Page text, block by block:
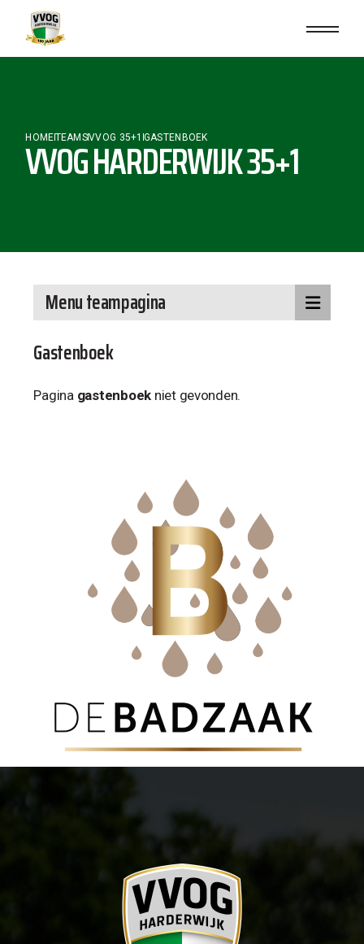
HOMETEAMSVVOG 35+1 GASTENBOEK
VVOG HARDERWIJK 35+1
Gastenboek
Pagina gastenboek niet gevonden.
Menu teampagina